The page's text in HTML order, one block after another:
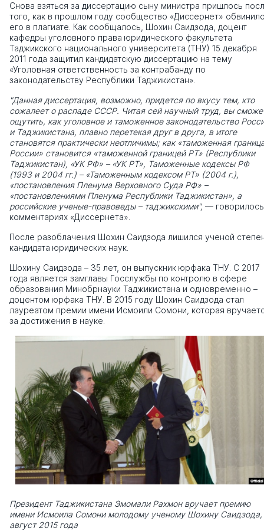
Снова взяться за диссертацию сыну министра пришлось
того, как в прошлом году сообщество «Диссернет»
его в плагиате. Как сообщалось, Шохин Саидзода, доцент
кафедры уголовного права юридического факультета
Таджикского национального университета (ТНУ) 15 декабря
2011 года защитил кандидатскую диссертацию на тему
«Уголовная ответственность за контрабанду по
законодательству Республики Таджикистан».
"Данная диссертация, возможно, придется по вкусу тем, кто
сожалеет о распаде СССР. Читая сей научный труд, вы
ощутить, как уголовное и таможенное законодательство
и Таджикистана, плавно перетекая друг в друга, в итоге
становятся практически неотличимы; как «таможенная
России» становится «таможенной границей РТ» (Республики
Таджикистан), «УК РФ» – «УК РТ», Таможенные кодексы РФ
(1993 и 2004 гг.) – «Таможенным кодексом РТ» (2004 г.),
«постановления Пленума Верховного Суда РФ» –
«постановлениями Пленума Республики Таджикистан», а
российские ученые-правоведы – таджикскими", —
комментариях «Диссернета».
После разоблачения Шохин Саидзода лишился ученой
кандидата юридических наук.
Шохину Саидзода – 35 лет, он выпускник юрфака ТНУ. С 2017
года является замглавы Госслужбы по контролю в сфере
образования Минобрнауки Таджикистана и одновременно –
доцентом юрфака ТНУ. В 2015 году Шохин Саидзода стал
лауреатом премии имени Исмоили Сомони, которая
за достижения в науке.
Президент Таджикистана Эмомали Рахмон вручает премию
имени Исмоила Сомони молодому ученому Шохину Саидзода,
август 2015 года